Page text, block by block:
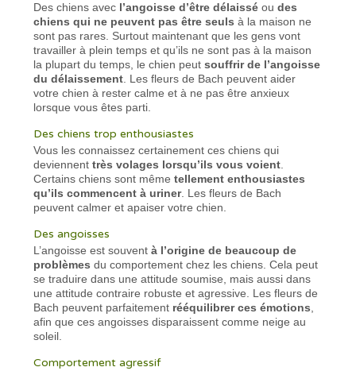
Des chiens avec l’angoisse d’être délaissé oudes
chiens qui ne peuvent pas être seuls à la maison ne
sont pas rares. Surtout maintenant que les gens vont
travailler à plein temps et qu’ils ne sont pas à la maison
la plupart du temps, le chien peutsouffrir de l’angoisse
du délaissement. Les fleurs de Bach peuvent aider
votre chien à rester calme et à ne pas être anxieux
lorsque vous êtes parti.
Des chiens trop enthousiastes
Vous les connaissez certainement ces chiens qui
deviennent très volages lorsqu’ils vous voient.
Certains chiens sont mêmetellement enthousiastes
qu’ils commencent à uriner. Les fleurs de Bach
peuvent calmer et apaiser votre chien.
Des angoisses
L’angoisse est souventà l’origine de beaucoup de
problèmes du comportement chez les chiens. Cela peut
se traduire dans une attitude soumise, mais aussi dans
une attitude contraire robuste et agressive. Les fleurs de
Bach peuvent parfaitement rééquilibrer ces émotions,
afin que ces angoisses disparaissent comme neige au
soleil.
Comportement agressif